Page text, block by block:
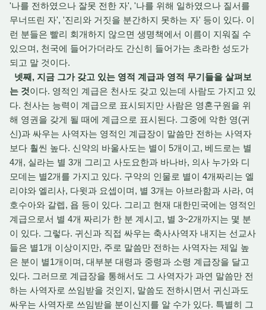
'나를 전하였으나 잘못 전한 자', '나를 위해 일하였으나 질서를
무너뜨린 자', '진리와 거짓을 분간하지 못하는 자' 등이 있다. 이
런 분들은 빨리 회개하지 않으면 생명책에서 이름이 지워질 수
있으며, 천국에 들어가더라도 간신히 들어가는 초라한 성도가
되고 말 것이다.
넷째, 지금 그가 갖고 있는 영적 계급과 영적 무기들을 살펴보
는 것이다. 영적인 계급은 천사도 갖고 있는데 사람도 가지고 있
다. 천사는 능력이 계급으로 표시되지만 사람은 영혼구원을 위
해 영권을 갖게 될 때에 계급으로 표시된다. 그중에 악한 영(귀
신)과 싸우는 사역자는 영적인 계급장이 말씀만 전하는 사역자
보다 훨씬 높다. 신약의 바울사도는 별이 5개이고, 베드로는 별
4개, 실라는 별 3개 그리고 사도요한과 바나바, 의사 누가와 디
모데는 별2개를 가지고 있다. 구약의 인물로 별이 4개짜리는 엘
리야와 엘리사, 다윗과 요셉이며, 별 3개는 아브라함과 사라, 여
호수아와 갈렙, 욥 등이 있다. 그리고 현재 대한민국에는 영적인
계급으로서 별 4개 짜리가 한 분 계시고, 별 3~2개까지는 몇 분
이 있다. 그렇다. 귀신과 직접 싸우는 축사사역자 내지는 선교사
들은 별1개 이상이지만, 주로 말씀만 전하는 사역자는 제일 높
은 분이 별1개이며, 대부분 대령과 중령과 소령 계급장을 달고
있다. 그러므로 계급장을 통해서도 그 사역자가 과연 말씀만 전
하는 사역자로 쓰임받을 것인지, 말씀도 전하시면서 귀신과도
싸우는 사역자로 쓰임받을 분이신지를 알 수가 있다. 특별히 그